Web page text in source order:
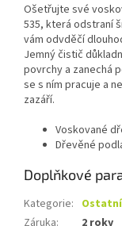
Ošetřujte své
535, která odstraní
vám odvděčí
Jemný čistič
povrchy a zanechá
se s ním pracuje a
zazáří.
Voskované
Dřevěné
Doplňkové
Kategorie:
Záruka:
2 roky